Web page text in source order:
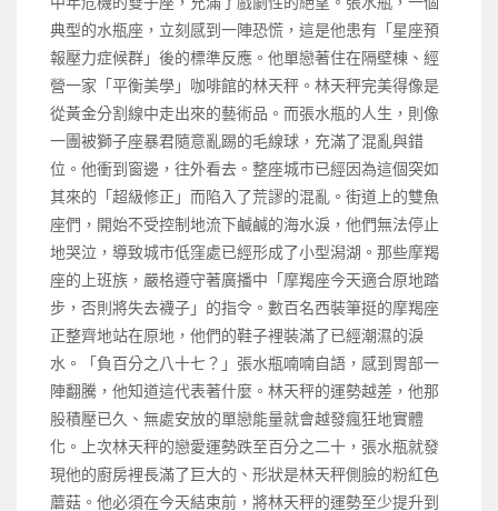
典型的水瓶座，立刻感到一陣恐慌，這是他患有「星座預
報壓力症候群」後的標準反應。他單戀著住在隔壁棟、經
營一家「平衡美學」咖啡館的林天秤。林天秤完美得像是
從黃金分割線中走出來的藝術品。而張水瓶的人生，則像
一團被獅子座暴君隨意亂踢的毛線球，充滿了混亂與錯
位。他衝到窗邊，往外看去。整座城市已經因為這個突如
其來的「超級修正」而陷入了荒謬的混亂。街道上的雙魚
座們，開始不受控制地流下鹹鹹的海水淚，他們無法停止
地哭泣，導致城市低窪處已經形成了小型潟湖。那些摩羯
座的上班族，嚴格遵守著廣播中「摩羯座今天適合原地踏
步，否則將失去襪子」的指令。數百名西裝筆挺的摩羯座
正整齊地站在原地，他們的鞋子裡裝滿了已經潮濕的淚
水。「負百分之八十七？」張水瓶喃喃自語，感到胃部一
陣翻騰，他知道這代表著什麼。林天秤的運勢越差，他那
股積壓已久、無處安放的單戀能量就會越發瘋狂地實體
化。上次林天秤的戀愛運勢跌至百分之二十，張水瓶就發
現他的廚房裡長滿了巨大的、形狀是林天秤側臉的粉紅色
蘑菇。他必須在今天結束前，將林天秤的運勢至少提升到